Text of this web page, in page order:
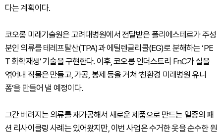
다는 계획이다.
코오롱 미래기술원은 고려대병원에서 전달받은 폴리에스테르가 주성
분인 의류를 테레프탈산(TPA)과 에틸렌글리콜(EG)로 분해하는 ‘PE
T 화학재생’ 기술을 구현한다. 이후, 코오롱 인더스트리 FnC가 실을
엮어내 직물은 만들고, 가공, 봉제 등을 거쳐 ‘친환경 미래병원 유니
폼’을 만들어 낼 예정이다.
그간 버려지는 의류를 재가공해서 새로운 제품으로 만드는 일종의 패
션 리사이클링 사례는 있어왔지만, 이번 사업은 수거한 옷을 순수한 원